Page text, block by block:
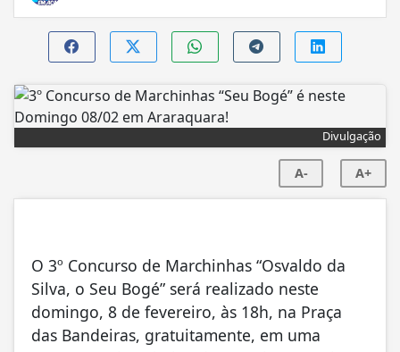
Divulgação
A- A+
O 3º Concurso de Marchinhas “Osvaldo da
Silva, o Seu Bogé” será realizado neste
domingo, 8 de fevereiro, às 18h, na Praça
das Bandeiras, gratuitamente, em uma